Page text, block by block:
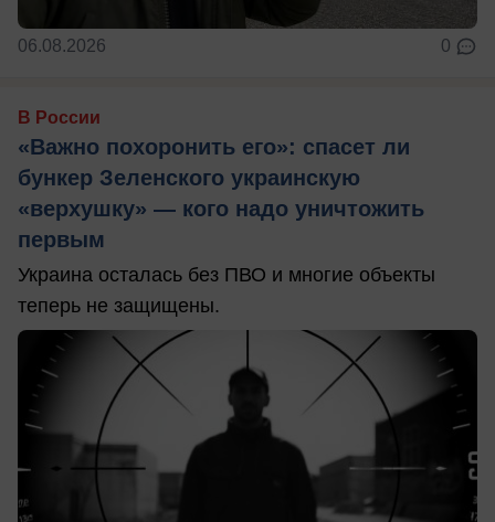
06.08.2026 0
В России
«Важно похоронить его»: спасет ли
бункер Зеленского украинскую
«верхушку» — кого надо уничтожить
первым
Украина осталась без ПВО и многие объекты
теперь не защищены.